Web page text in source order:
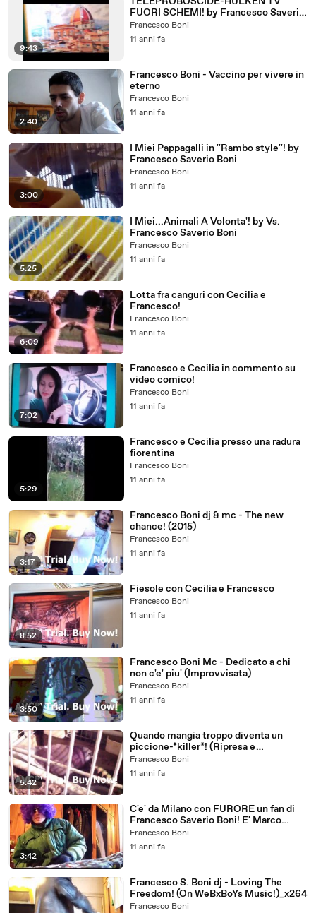
9:43
FUORI SCHEMI! by Francesco Saverio
Boni
Francesco Boni
11 anni fa
2:40
Francesco Boni - Vaccino per vivere in
eterno
Francesco Boni
11 anni fa
3:00
I Miei Pappagalli in ''Rambo style''! by
Francesco Saverio Boni
Francesco Boni
11 anni fa
5:25
I Miei...Animali A Volonta'! by Vs.
Francesco Saverio Boni
Francesco Boni
11 anni fa
6:09
Lotta fra canguri con Cecilia e
Francesco!
Francesco Boni
11 anni fa
7:02
Francesco e Cecilia in commento su
video comico!
Francesco Boni
11 anni fa
5:29
Francesco e Cecilia presso una radura
fiorentina
Francesco Boni
11 anni fa
3:17
Francesco Boni dj & mc - The new
chance! (2015)
Francesco Boni
11 anni fa
8:52
Fiesole con Cecilia e Francesco
Francesco Boni
11 anni fa
3:50
Francesco Boni Mc - Dedicato a chi
non c'e' piu' (Improvvisata)
Francesco Boni
11 anni fa
5:42
Quando mangia troppo diventa un
piccione-*killer*! (Ripresa e
commento by Francesco Saverio Boni
ed Anna Maria Cantiani)
Francesco Boni
11 anni fa
3:42
C'e' da Milano con FURORE un fan di
Francesco Saverio Boni! E' Marco
Brambilla!
Francesco Boni
11 anni fa
Francesco S. Boni dj - Loving The
Freedom! (On WeBxBoYs Music!)_x264
Francesco Boni